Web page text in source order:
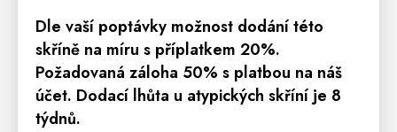
Dle vaší poptávky možnost dodání této
skříně na míru s příplatkem 20%.
Požadovaná záloha 50% s platbou na náš
účet. Dodací lhůta u atypických skříní je 8
týdnů.